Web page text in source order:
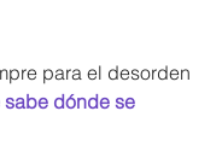
para el desorden
dónde se